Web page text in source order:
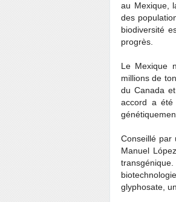
au Mexique,
des
biodiversité
progrès.
Le Mexique
millions de
du Canada
accord a été
Conseillé par
Manuel
glyphosate,